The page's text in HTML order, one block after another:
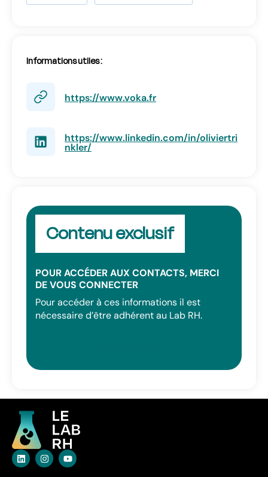
Informations utiles :
https://www.voka.fr
https://www.linkedin.com/in/oliviertri
nkler/
Contenu exclusif
POUR ACCÉDER AUX CONTACTS, MERCI
DE VOUS CONNECTER
Pour accéder à ces informations il est
nécessaire d’être adhérent au Lab RH.